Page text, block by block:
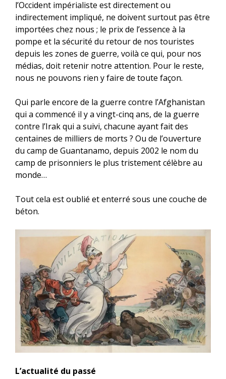
l’Occident impérialiste est directement ou
indirectement impliqué, ne doivent surtout pas être
importées chez nous ; le prix de l’essence à la
pompe et la sécurité du retour de nos touristes
depuis les zones de guerre, voilà ce qui, pour nos
médias, doit retenir notre attention. Pour le reste,
nous ne pouvons rien y faire de toute façon.
Qui parle encore de la guerre contre l’Afghanistan
qui a commencé il y a vingt-cinq ans, de la guerre
contre l’Irak qui a suivi, chacune ayant fait des
centaines de milliers de morts ? Ou de l’ouverture
du camp de Guantanamo, depuis 2002 le nom du
camp de prisonniers le plus tristement célèbre au
monde…
Tout cela est oublié et enterré sous une couche de
béton.
L’actualité du passé